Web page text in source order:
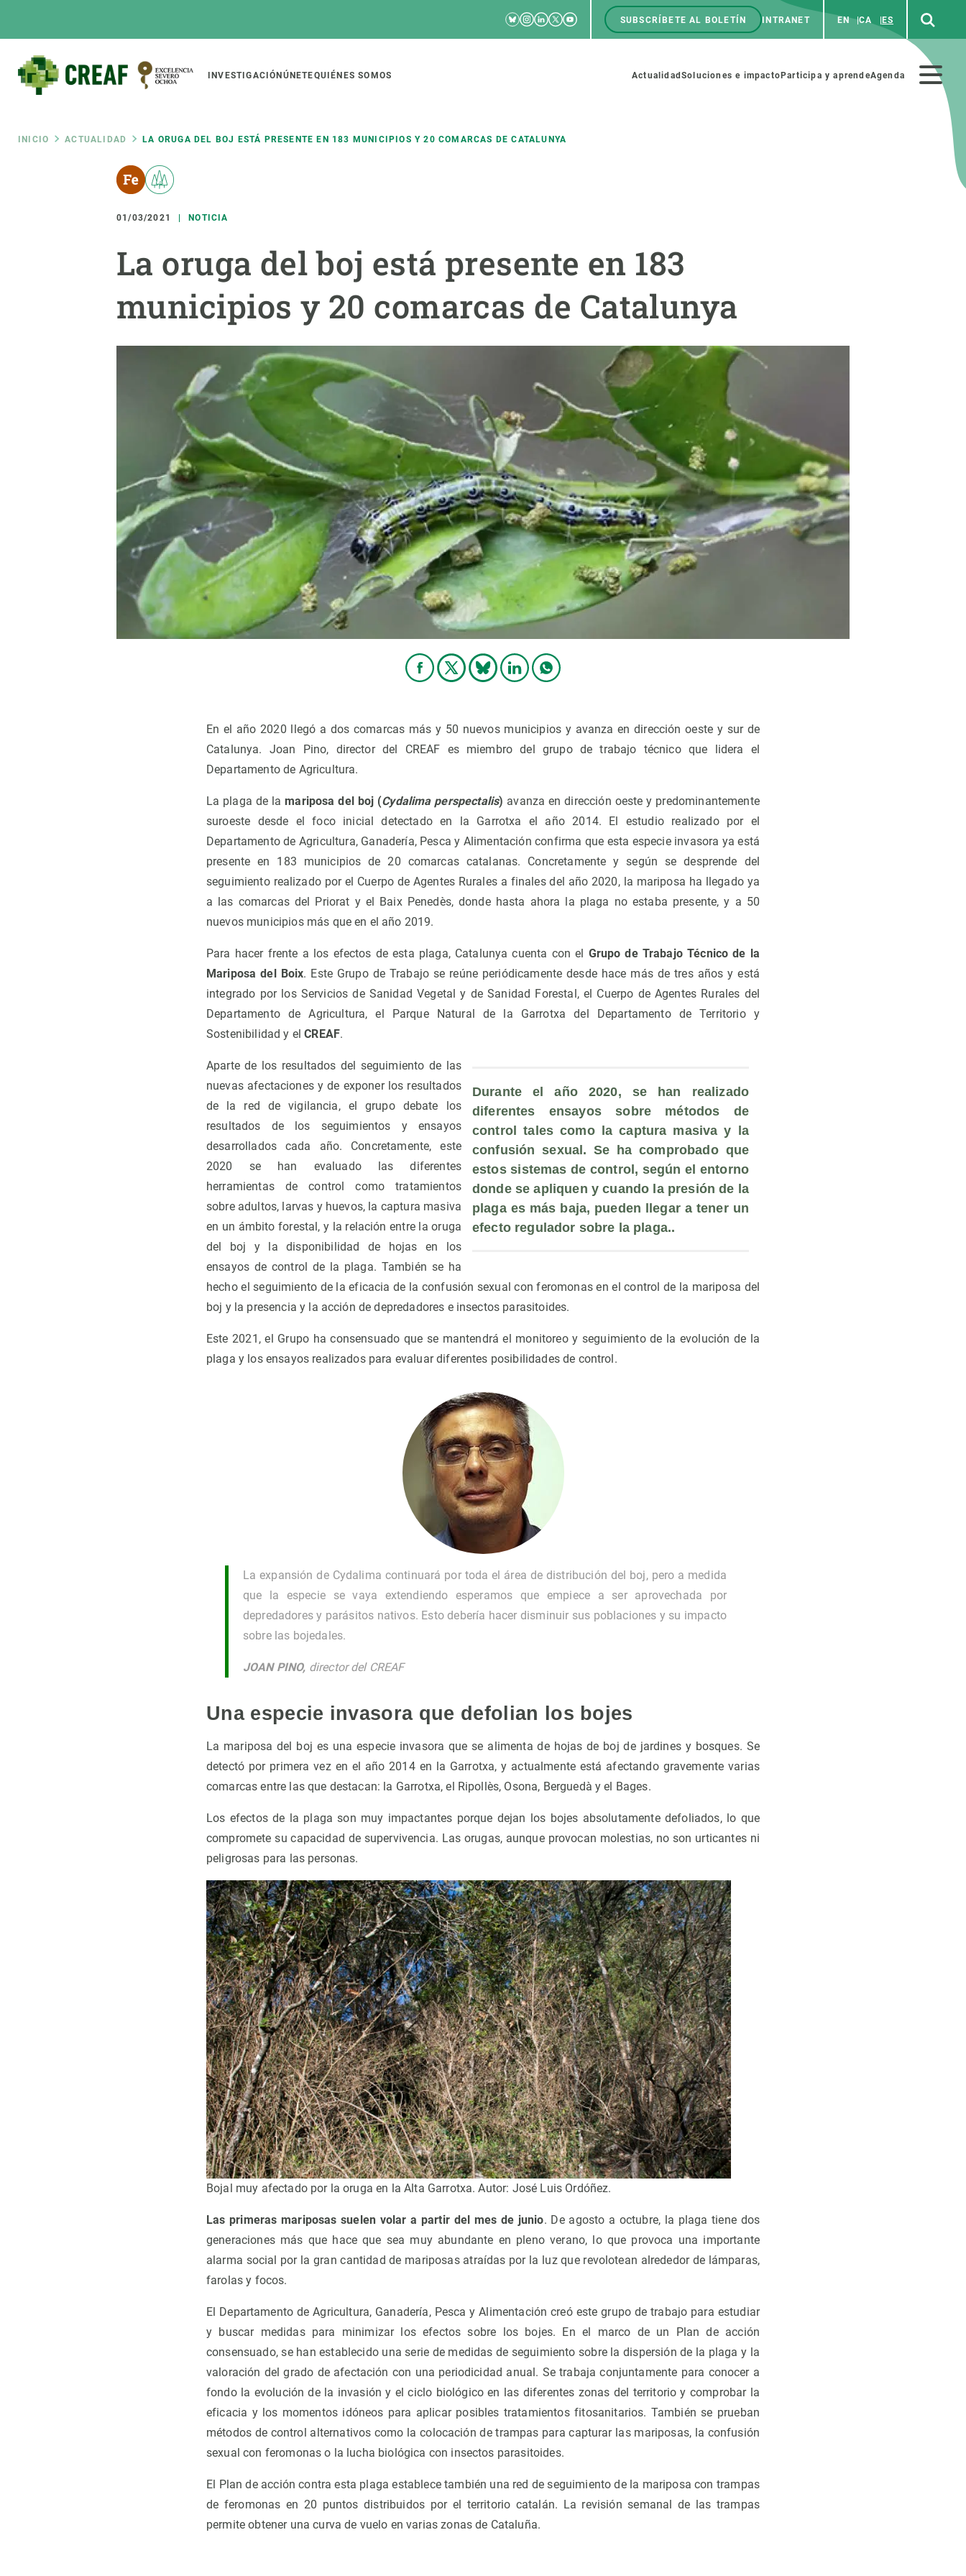
RRSS
Bluesky
Instagram
Linkedin
TwitterYoutube
Menú
top
SUBSCRÍBETE AL BOLETÍN INTRANET EN CA ES
Main
navigation
INVESTIGACIÓN ÚNETEQUIÉNES SOMOS
Menú
Actualidad Soluciones e impacto Participa y aprendeAgenda
Ruta
INICIO ACTUALIDAD LA ORUGA DEL BOJ ESTÁ PRESENTE EN 183 MUNICIPIOS Y 20 COMARCAS DE CATALUNYA
01/03/2021 NOTICIA
La oruga del boj está presente en 183
municipios y 20 comarcas de Catalunya
En el año 2020 llegó a dos comarcas más y 50 nuevos municipios y avanza en dirección oeste y sur de
Catalunya. Joan Pino, director del CREAF es miembro del grupo de trabajo técnico que lidera el
Departamento de Agricultura.
La plaga de lamariposa del boj (Cydalima perspectalis) avanza en dirección oeste y predominantemente
suroeste desde el foco inicial detectado en la Garrotxa el año 2014. El estudio realizado por el
Departamento de Agricultura, Ganadería, Pesca y Alimentación confirma que esta especie invasora ya está
presente en 183 municipios de 20 comarcas catalanas. Concretamente y según se desprende del
seguimiento realizado por el Cuerpo de Agentes Rurales a finales del año 2020, la mariposa ha llegado ya
a las comarcas del Priorat y el Baix Penedès, donde hasta ahora la plaga no estaba presente, y a 50
nuevos municipios más que en el año 2019.
Para hacer frente a los efectos de esta plaga, Catalunya cuenta con el Grupo de Trabajo Técnico de la
Mariposa del Boix. Este Grupo de Trabajo se reúne periódicamente desde hace más de tres años y está
integrado por los Servicios de Sanidad Vegetal y de Sanidad Forestal, el Cuerpo de Agentes Rurales del
Departamento de Agricultura, el Parque Natural de la Garrotxa del Departamento de Territorio y
Sostenibilidad y elCREAF.
Durante el año 2020, se han realizado
diferentes ensayos sobre métodos de
control tales como la captura masiva y la
confusión sexual. Se ha comprobado que
estos sistemas de control, según el entorno
donde se apliquen y cuando la presión de la
plaga es más baja, pueden llegar a tener un
efecto regulador sobre la plaga..
Aparte de los resultados del seguimiento de las
nuevas afectaciones y de exponer los resultados
de la red de vigilancia, el grupo debate los
resultados de los seguimientos y ensayos
desarrollados cada año. Concretamente, este
2020 se han evaluado las diferentes
herramientas de control como tratamientos
sobre adultos, larvas y huevos, la captura masiva
en un ámbito forestal, y la relación entre la oruga
del boj y la disponibilidad de hojas en los
ensayos de control de la plaga. También se ha
hecho el seguimiento de la eficacia de la confusión sexual con feromonas en el control de la mariposa del
boj y la presencia y la acción de depredadores e insectos parasitoides.
Este 2021, el Grupo ha consensuado que se mantendrá el monitoreo y seguimiento de la evolución de la
plaga y los ensayos realizados para evaluar diferentes posibilidades de control.
La expansión de Cydalima continuará por toda el área de distribución del boj, pero a medida
que la especie se vaya extendiendo esperamos que empiece a ser aprovechada por
depredadores y parásitos nativos. Esto debería hacer disminuir sus poblaciones y su impacto
sobre las bojedales.
JOAN PINO, director del CREAF
Una especie invasora que defolian los bojes
La mariposa del boj es una especie invasora que se alimenta de hojas de boj de jardines y bosques. Se
detectó por primera vez en el año 2014 en la Garrotxa, y actualmente está afectando gravemente varias
comarcas entre las que destacan: la Garrotxa, el Ripollès, Osona, Berguedà y el Bages.
Los efectos de la plaga son muy impactantes porque dejan los bojes absolutamente defoliados, lo que
compromete su capacidad de supervivencia. Las orugas, aunque provocan molestias, no son urticantes ni
peligrosas para las personas.
Bojal muy afectado por la oruga en la Alta Garrotxa. Autor: José Luis Ordóñez.
Las primeras mariposas suelen volar a partir del mes de junio. De agosto a octubre, la plaga tiene dos
generaciones más que hace que sea muy abundante en pleno verano, lo que provoca una importante
alarma social por la gran cantidad de mariposas atraídas por la luz que revolotean alrededor de lámparas,
farolas y focos.
El Departamento de Agricultura, Ganadería, Pesca y Alimentación creó este grupo de trabajo para estudiar
y buscar medidas para minimizar los efectos sobre los bojes. En el marco de un Plan de acción
consensuado, se han establecido una serie de medidas de seguimiento sobre la dispersión de la plaga y la
valoración del grado de afectación con una periodicidad anual. Se trabaja conjuntamente para conocer a
fondo la evolución de la invasión y el ciclo biológico en las diferentes zonas del territorio y comprobar la
eficacia y los momentos idóneos para aplicar posibles tratamientos fitosanitarios. También se prueban
métodos de control alternativos como la colocación de trampas para capturar las mariposas, la confusión
sexual con feromonas o la lucha biológica con insectos parasitoides.
El Plan de acción contra esta plaga establece también una red de seguimiento de la mariposa con trampas
de feromonas en 20 puntos distribuidos por el territorio catalán. La revisión semanal de las trampas
permite obtener una curva de vuelo en varias zonas de Cataluña.
Featured
responsive
Responsive
menu
SOBRE NOSOTROS
Organización institucional
Equidad, Diversidad e Inclusión (EDI)
Ciencia abierta y gestión del conocimiento
Biodiversidad
Funcionamento de ecosistemas
Observación de la Tierra
Publicaciones
Synthesis Actions
Soluciones
Política y gestión
Estrategia de Recursos Humanos
Pide tu MSCA-PF
Programa de másteres y doctorado
Visitante o sabático
Un lugar donde crecer
Desarrollo de carrera
Seminarios y actividades internas
Te ofrecemos formación
Eventos anteriores
Funcionamiento de los ecosistemas